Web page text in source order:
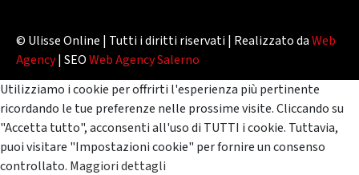
© Ulisse Online | Tutti i diritti riservati | Realizzato daWeb
Agency| SEOWeb Agency Salerno
Utilizziamo i cookie per offrirti l'esperienza più pertinente
ricordando le tue preferenze nelle prossime visite. Cliccando su
"Accetta tutto", acconsenti all'uso di TUTTI i cookie. Tuttavia,
puoi visitare "Impostazioni cookie" per fornire un consenso
controllato. Maggiori dettagli